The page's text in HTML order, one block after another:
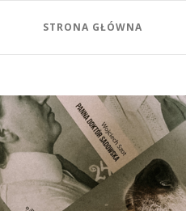
STRONA GŁÓWNA